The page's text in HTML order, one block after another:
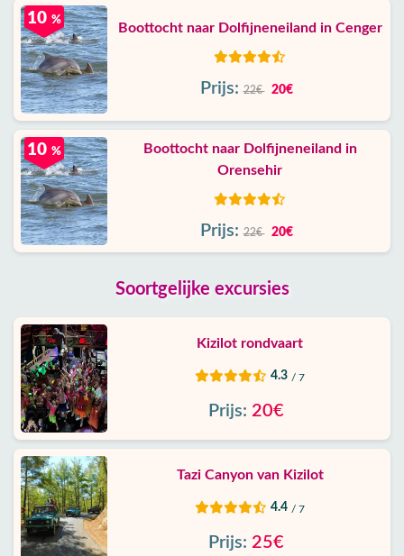
Boottocht naar Dolfijneneiland in Cenger
10 %
Prijs: 22€ 20€
Boottocht naar Dolfijneneiland in
Orensehir
10 %
Prijs: 22€ 20€
Soortgelijke excursies
Kizilot rondvaart
4.3 / 7
Prijs: 20€
Tazi Canyon van Kizilot
4.4 / 7
Prijs: 25€